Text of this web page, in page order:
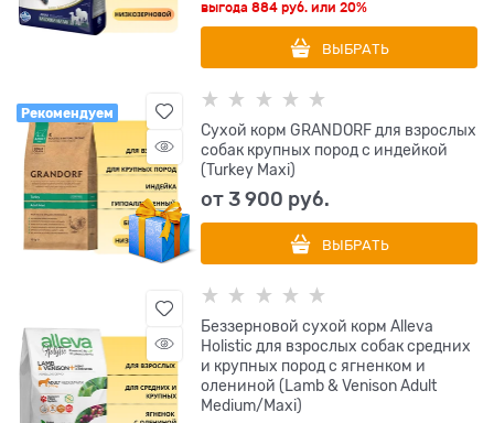
выгода884 руб. или20%
ВЫБРАТЬ
Рекомендуем
Сухой корм GRANDORF для взрослых
собак крупных пород с индейкой
(Turkey Maxi)
от3 900 руб.
ВЫБРАТЬ
Беззерновой сухой корм Alleva
Holistic для взрослых собак средних
и крупных пород с ягненком и
олениной (Lamb & Venison Adult
Medium/Maxi)